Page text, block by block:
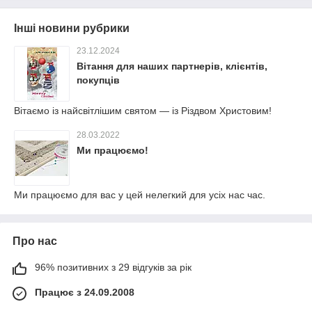
Інші новини рубрики
23.12.2024
Вітання для наших партнерів, клієнтів,
покупців
Вітаємо із найсвітлішим святом — із Різдвом Христовим!
28.03.2022
Ми працюємо!
Ми працюємо для вас у цей нелегкий для усіх нас час.
Про нас
96% позитивних з 29 відгуків за рік
Працює з 24.09.2008